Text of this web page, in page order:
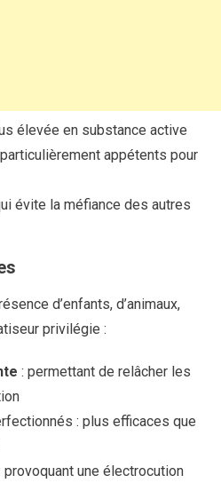
élevée en substance active
appétents pour
évite la méfiance des autres
d’enfants, d’animaux,
privilégie :
: permettant de relâcher les
: plus efficaces que
provoquant une électrocution